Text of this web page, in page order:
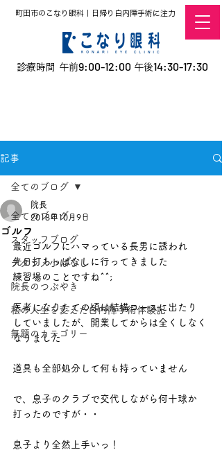
町田市のこなり眼科｜日帰り白内障手術に注力
診療時間 午前9:00-12:00 午後14:30-17:30
記事
全てのブログ
スタッフブログ
デタラメ小ばなし
院長のつぶやき
私の人生を変えた白内障手術体験記
無題のカテゴリー
全てのブログ
ゴルフ
院長
2018年10月9日
最近ゴルフにハマっている長男に誘われ
先日打ちっぱなしに行ってきました
練習場のことですね^^;
医者になりたての頃は結構コースに出たり
していましたが、開業してからは全くしなく
なりました
道具も全部処分して何も持っていません
で、息子のクラブで交代しながら何十球か
打ったのですが・・
息子より全然上手いっ！